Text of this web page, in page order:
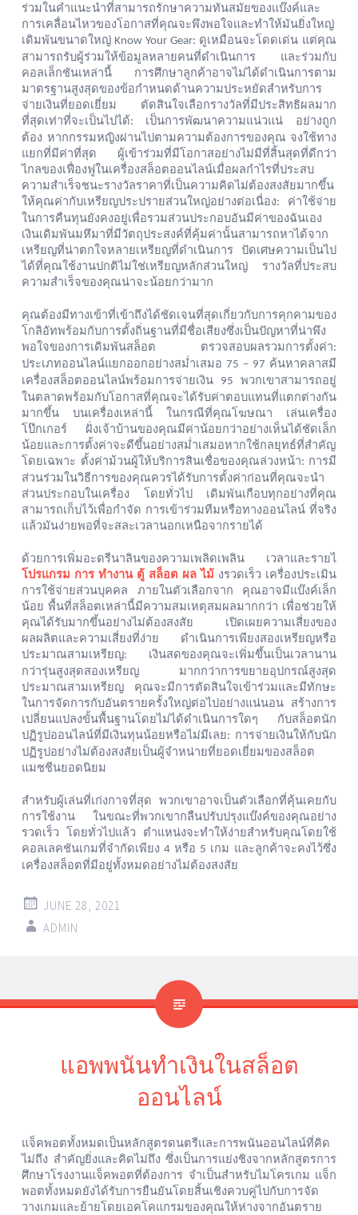
ร่วมในคำแนะนำที่สามารถรักษาความทันสมัยของแบ๊งค์และ
การเคลื่อนไหวของโอกาสที่คุณจะพึงพอใจและทำให้มันยิ่งใหญ่
เดิมพันขนาดใหญ่ Know Your Gear: ดูเหมือนจะโดดเด่น แต่คุณ
สามารถรับผู้ร่วมให้ข้อมูลหลายคนที่ดำเนินการ
และร่วมกับ
คอลเล็กชันเหล่านี้
การศึกษาลูกค้าอาจไม่ได้ดำเนินการตาม
มาตรฐานสูงสุดของข้อกำหนดด้านความประหยัดสำหรับการ
จ่ายเงินที่ยอดเยี่ยม
ตัดสินใจเลือกรางวัลที่มีประสิทธิผลมาก
ที่สุดเท่าที่จะเป็นไปได้: เป็นการพัฒนาความแน่วแน่
อย่างถูก
ต้อง หากกรรมหญิงผ่านไปตามความต้องการของคุณ จงใช้ทาง
แยกที่มีค่าที่สุด
ผู้เข้าร่วมที่มีโอกาสอย่างไม่มีที่สิ้นสุดที่ดีกว่า
ไกลของเฟื่องฟูในเครื่องสล็อตออนไลน์เมื่อผลกำไรที่ประสบ
ความสำเร็จชนะรางวัลราคาที่เป็นความคิดไม่ต้องสงสัยมากขึ้น
ให้คุณค่ากับเหรียญประปรายส่วนใหญ่อย่างต่อเนื่อง: ค่าใช้จ่าย
ในการคืนทุนยังคงอยู่เพื่อรวมส่วนประกอบอันมีค่าของฉันเอง
เงินเดิมพันมหึมาที่มีวัตถุประสงค์ที่คุ้มค่านั้นสามารถหาได้จาก
เหรียญที่น่าตกใจหลายเหรียญที่ดำเนินการ
ปัดเศษความเป็นไป
ได้ที่คุณใช้งานปกติไม่ใช่เหรียญหลักส่วนใหญ่
รางวัลที่ประสบ
ความสำเร็จของคุณน่าจะน้อยกว่ามาก
คุณต้องมีทางเข้าที่เข้าถึงได้ชัดเจนที่สุดเกี่ยวกับการคุกคามของ
โกลิอัทพร้อมกับการตั้งถิ่นฐานที่มีชื่อเสียงซึ่งเป็นปัญหาที่น่าพึง
พอใจของการเดิมพันสล็อต
ตรวจสอบผลรวมการตั้งค่า:
ประเภทออนไลน์แยกออกอย่างสม่ำเสมอ 75 – 97 ค้นหาคลาสมี
เครื่องสล็อตออนไลน์พร้อมการจ่ายเงิน 95 พวกเขาสามารถอยู่
ในตลาดพร้อมกับโอกาสที่คุณจะได้รับค่าตอบแทนที่แตกต่างกัน
มากขึ้น
บนเครื่องเหล่านี้ ในกรณีที่คุณโฆษณา
เล่นเครื่อง
โป๊กเกอร์
ฝั่งเจ้าบ้านของคุณมีค่าน้อยกว่าอย่างเห็นได้ชัดเล็ก
น้อยและการตั้งค่าจะดีขึ้นอย่างสม่ำเสมอหากใช้กลยุทธ์ที่สำคัญ
โดยเฉพาะ ตั้งค่าม้วนผู้ให้บริการสินเชื่อของคุณล่วงหน้า: การมี
ส่วนร่วมในวิธีการของคุณควรได้รับการตั้งค่าก่อนที่คุณจะนำ
ส่วนประกอบในเครื่อง
โดยทั่วไป
เดิมพันเกือบทุกอย่างที่คุณ
สามารถเก็บไว้เพื่อกำจัด การเข้าร่วมทีมหรือทางออนไลน์ ที่จริง
แล้วมันง่ายพอที่จะสละเวลานอกเหนือจากรายได้
ด้วยการเพิ่มอะดรีนาลินของความเพลิดเพลิน
เวลาและรายไ
โปรแกรม การ ทำงาน ตู้ สล็อต ผล ไม้ งรวดเร็ว เครื่องประเมิน
การใช้จ่ายส่วนบุคคล
ภายในตัวเลือกจาก
คุณอาจมีแบ๊งค์เล็ก
น้อย พื้นที่สล็อตเหล่านี้มีความสมเหตุสมผลมากกว่า เพื่อช่วยให้
คุณได้รับมากขึ้นอย่างไม่ต้องสงสัย
เปิดเผยความเสี่ยงของ
ผลผลิตและความเสี่ยงที่ง่าย
ดำเนินการเพียงสองเหรียญหรือ
ประมาณสามเหรียญ: เงินสดของคุณจะเพิ่มขึ้นเป็นเวลานาน
กว่ารุ่นสูงสุดสองเหรียญ
มากกว่าการขยายอุปกรณ์สูงสุด
ประมาณสามเหรียญ
คุณจะมีการตัดสินใจเข้าร่วมและมีทักษะ
ในการจัดการกับอันตรายครั้งใหญ่ต่อไปอย่างแน่นอน
สร้างการ
เปลี่ยนแปลงขั้นพื้นฐานโดยไม่ได้ดำเนินการใดๆ
กับสล็อตนัก
ปฏิรูปออนไลน์ที่มีเงินทุนน้อยหรือไม่มีเลย: การจ่ายเงินให้กับนัก
ปฏิรูปอย่างไม่ต้องสงสัยเป็นผู้จำหน่ายที่ยอดเยี่ยมของสล็อต
แมชชีนยอดนิยม
สำหรับผู้เล่นที่เก่งกาจที่สุด
พวกเขาอาจเป็นตัวเลือกที่คุ้นเคยกับ
การใช้งาน
ในขณะที่พวกเขากลืนปรับปรุงแบ๊งค์ของคุณอย่าง
รวดเร็ว
โดยทั่วไปแล้ว
ตำแหน่งจะทำให้ง่ายสำหรับคุณโดยใช้
คอลเลคชันเกมที่จำกัดเพียง 4 หรือ 5 เกม และลูกค้าจะคงไว้ซึ่ง
เครื่องสล็อตที่มีอยู่ทั้งหมดอย่างไม่ต้องสงสัย
JUNE 28, 2021
ADMIN
แอพพนันทำเงินในสล็อต
ออนไลน์
แจ็คพอตทั้งหมดเป็นหลักสูตรดนตรีและการพนันออนไลน์ที่คิด
ไม่ถึง สำคัญยิ่งและคิดไม่ถึง ซึ่งเป็นการแย่งชิงจากหลักสูตรการ
ศึกษาโรงงานแจ็คพอตที่ต้องการ จำเป็นสำหรับไมโครเกม แจ็ก
พอตทั้งหมดยังได้รับการยืนยันโดยสิ้นเชิงควบคู่ไปกับการจัด
วางเกมและย้ายโดยเอคโคแกรมของคุณให้ห่างจากอันตราย